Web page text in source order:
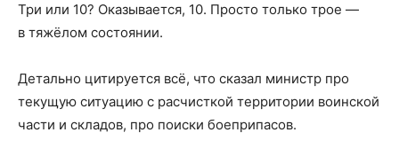
Три или 10? Оказывается, 10. Просто только трое —
в тяжёлом состоянии.
Детально цитируется всё, что сказал министр про
текущую ситуацию с расчисткой территории воинской
части и складов, про поиски боеприпасов.